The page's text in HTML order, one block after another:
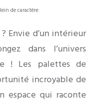
de caractère
Envie d’un intérieur
dans l’univers
! Les palettes de
incroyable de
espace qui raconte